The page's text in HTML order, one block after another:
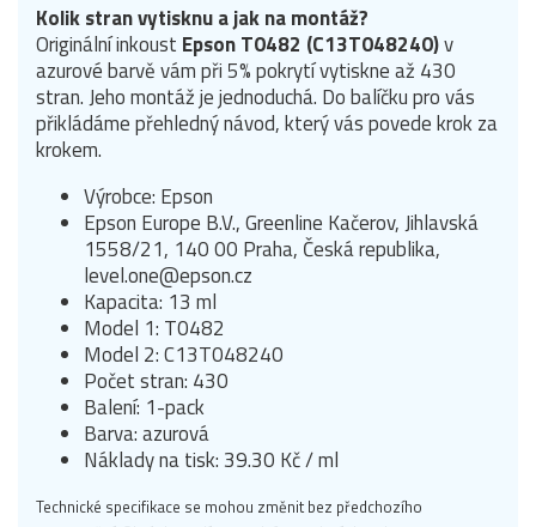
Kolik stran vytisknu a jak na montáž?
Originální inkoust Epson T0482 (C13T048240)v
azurové barvě vám při 5% pokrytí vytiskne až 430
stran. Jeho montáž je jednoduchá. Do balíčku pro vás
přikládáme přehledný návod, který vás povede krok za
krokem.
Výrobce: Epson
Epson Europe B.V., Greenline Kačerov, Jihlavská
1558/21, 140 00 Praha, Česká republika,
level.one@epson.cz
Kapacita: 13 ml
Model 1: T0482
Model 2: C13T048240
Počet stran: 430
Balení: 1-pack
Barva: azurová
Náklady na tisk: 39.30 Kč / ml
Technické specifikace se mohou změnit bez předchozího